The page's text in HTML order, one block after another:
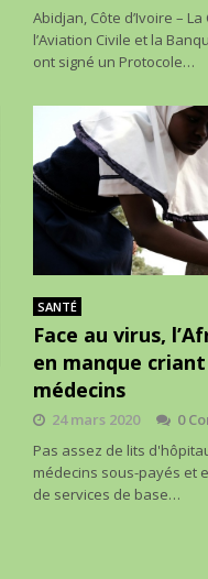
Abidjan, Côte d’Ivoire –
l’Aviation Civile et la
ont signé un Protocole…
SANTÉ
Face au virus,
en manque
médecins
24 mars 2020
0
Pas assez de lits
médecins sous-payés et
de services de base…